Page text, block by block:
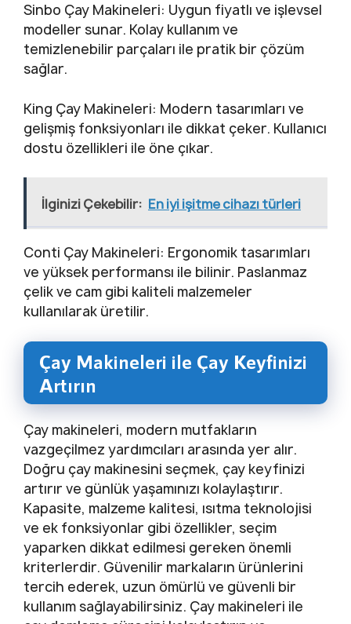
Sinbo Çay Makineleri: Uygun fiyatlı ve işlevsel
modeller sunar. Kolay kullanım ve
temizlenebilir parçaları ile pratik bir çözüm
sağlar.
King Çay Makineleri: Modern tasarımları ve
gelişmiş fonksiyonları ile dikkat çeker. Kullanıcı
dostu özellikleri ile öne çıkar.
İlginizi Çekebilir: En iyi işitme cihazı türleri
Conti Çay Makineleri: Ergonomik tasarımları
ve yüksek performansı ile bilinir. Paslanmaz
çelik ve cam gibi kaliteli malzemeler
kullanılarak üretilir.
Çay Makineleri ile Çay Keyfinizi
Artırın
Çay makineleri, modern mutfakların
vazgeçilmez yardımcıları arasında yer alır.
Doğru çay makinesini seçmek, çay keyfinizi
artırır ve günlük yaşamınızı kolaylaştırır.
Kapasite, malzeme kalitesi, ısıtma teknolojisi
ve ek fonksiyonlar gibi özellikler, seçim
yaparken dikkat edilmesi gereken önemli
kriterlerdir. Güvenilir markaların ürünlerini
tercih ederek, uzun ömürlü ve güvenli bir
kullanım sağlayabilirsiniz. Çay makineleri ile